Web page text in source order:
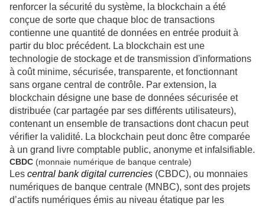
renforcer la sécurité du système, la blockchain a été
conçue de sorte que chaque bloc de transactions
contienne une quantité de données en entrée produit à
partir du bloc précédent. La blockchain est une
technologie de stockage et de transmission d'informations
à coût minime, sécurisée, transparente, et fonctionnant
sans organe central de contrôle. Par extension, la
blockchain désigne une base de données sécurisée et
distribuée (car partagée par ses différents utilisateurs),
contenant un ensemble de transactions dont chacun peut
vérifier la validité. La blockchain peut donc être comparée
à un grand livre comptable public, anonyme et infalsifiable.
CBDC (monnaie numérique de banque centrale)
Les central bank digital currencies (CBDC), ou monnaies
numériques de banque centrale (MNBC), sont des projets
d’actifs numériques émis au niveau étatique par les